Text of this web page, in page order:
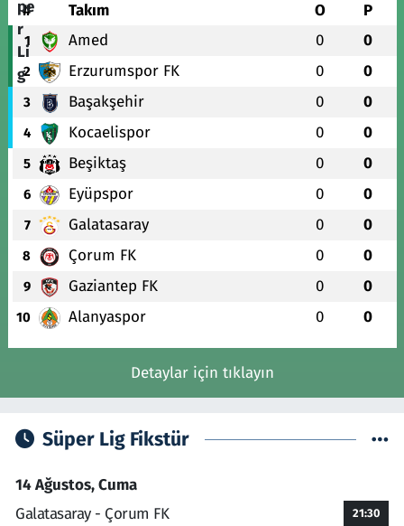
# Takım O P
1 Amed 0 0
2 Erzurumspor FK 0 0
3 Başakşehir 0 0
4 Kocaelispor 0 0
5 Beşiktaş 0 0
6 Eyüpspor 0 0
7 Galatasaray 0 0
8 Çorum FK 0 0
9 Gaziantep FK 0 0
10 Alanyaspor 0 0
Detaylar için tıklayın
Süper Lig Fikstür
14 Ağustos, Cuma
Galatasaray - Çorum FK
21:30